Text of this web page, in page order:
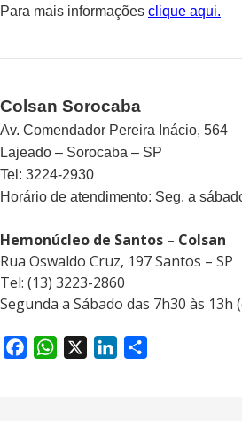
Para mais informações clique aqui.
Colsan Sorocaba
Av. Comendador Pereira Inácio, 564
Lajeado – Sorocaba – SP
Tel: 3224-2930
Horário de atendimento: Seg. a
Hemonúcleo de Santos – Colsan
Rua Oswaldo Cruz, 197 Santos – SP
Tel: (13) 3223-2860
Segunda a Sábado das 7h30 às 13h
W